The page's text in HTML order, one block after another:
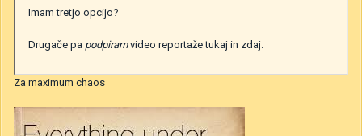
Imam tretjo opcijo?
Drugače pa podpiramvideo reportaže tukaj in zdaj.
Za maximum chaos